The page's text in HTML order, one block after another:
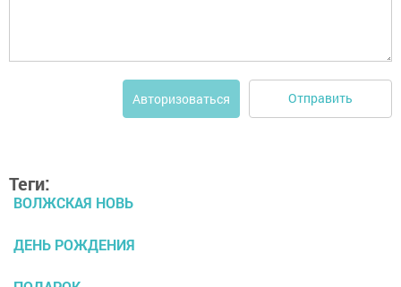
Авторизоваться Отправить
Теги:
ВОЛЖСКАЯ НОВЬ
ДЕНЬ РОЖДЕНИЯ